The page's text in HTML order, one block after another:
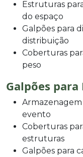
Estruturas
do espaço
Galpões para
distribuição
Coberturas
peso
Galpões para
evento
Coberturas
estruturas
Galpões para